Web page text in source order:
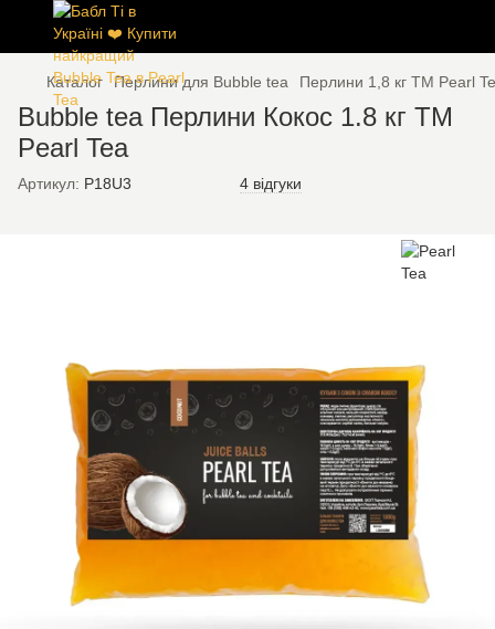
Каталог Перлини для Bubble tea Перлини 1,8 кг ТМ Pearl
Bubble tea Перлини Кокос 1.8 кг ТМ
Pearl Tea
Артикул: P18U3 4 відгуки